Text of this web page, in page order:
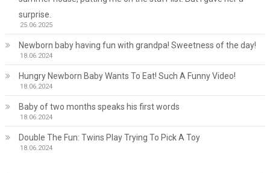
surprise.
25.06.2025
Newborn baby having fun with grandpa! Sweetness of the day!
18.06.2024
Hungry Newborn Baby Wants To Eat! Such A Funny Video!
18.06.2024
Baby of two months speaks his first words
18.06.2024
Double The Fun: Twins Play Trying To Pick A Toy
18.06.2024